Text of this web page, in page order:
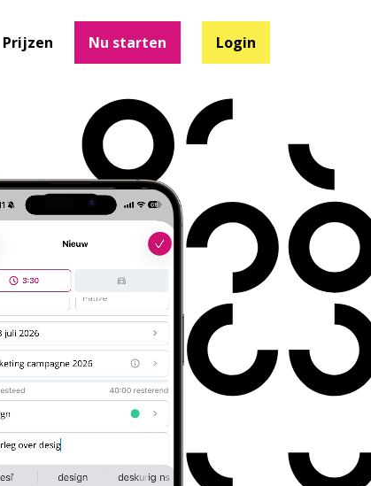
Prijzen Nu starten Login